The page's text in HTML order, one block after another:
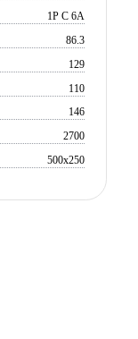
1P C 6A
86.3
129
110
146
2700
500x250